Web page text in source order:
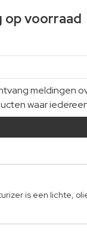
op voorraad
meldingen
waar
is een lichte,